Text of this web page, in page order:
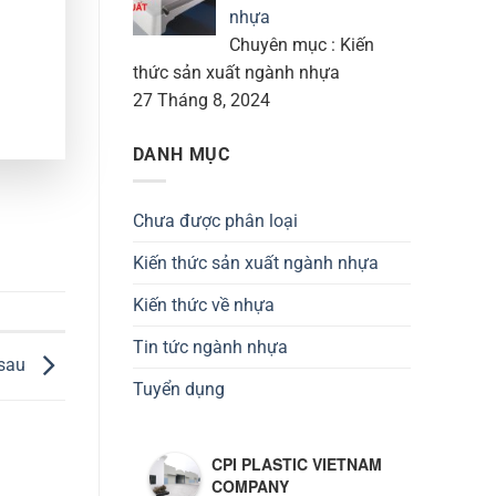
nhựa
Chuyên mục : Kiến
thức sản xuất ngành nhựa
27 Tháng 8, 2024
DANH MỤC
Chưa được phân loại
Kiến thức sản xuất ngành nhựa
Kiến thức về nhựa
Tin tức ngành nhựa
Tuyển dụng
CPI PLASTIC VIETNAM
COMPANY